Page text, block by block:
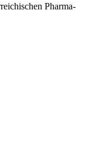
Pharma-